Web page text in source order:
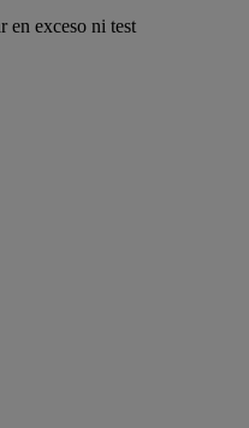
en exceso ni test